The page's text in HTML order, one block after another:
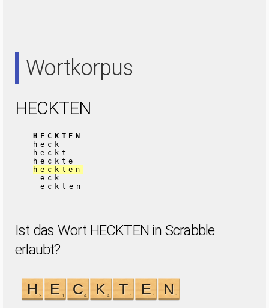
Wortkorpus
HECKTEN
HECKTEN
heck
heckt
heckte
heckten
eck
eckten
Ist das Wort HECKTEN in Scrabble
erlaubt?